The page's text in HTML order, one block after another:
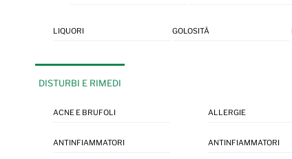
LIQUORI GOLOSITÀ
DISTURBI E RIMEDI
ACNE E BRUFOLI ALLERGIE
ANTINFIAMMATORI ANTINFIAMMATORI